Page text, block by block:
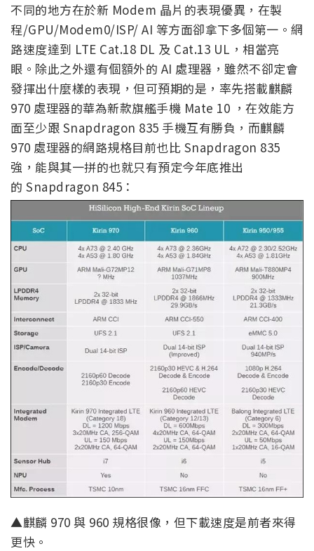
不同的地方在於新 Modem 晶片的表現優異，在製
程/GPU/Modem0/ISP/ AI 等方面卻拿下多個第一。網
路速度達到 LTE Cat.18 DL 及 Cat.13 UL，相當亮
眼。除此之外還有個額外的 AI 處理器，雖然不卻定會
發揮出什麼樣的表現，但可預期的是，率先搭載麒麟
970 處理器的華為新款旗艦手機 Mate 10 ，在效能方
面至少跟 Snapdragon 835 手機互有勝負，而麒麟
970 處理器的網路規格目前也比 Snapdragon 835
強，能與其一拼的也就只有預定今年底推出
的 Snapdragon 845：
▲麒麟 970 與 960 規格很像，但下載速度是前者來得
更快。